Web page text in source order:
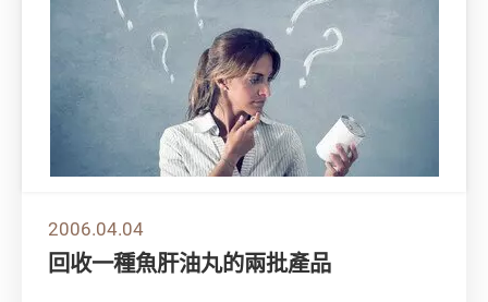
2006.04.04
回收一種魚肝油丸的兩批產品